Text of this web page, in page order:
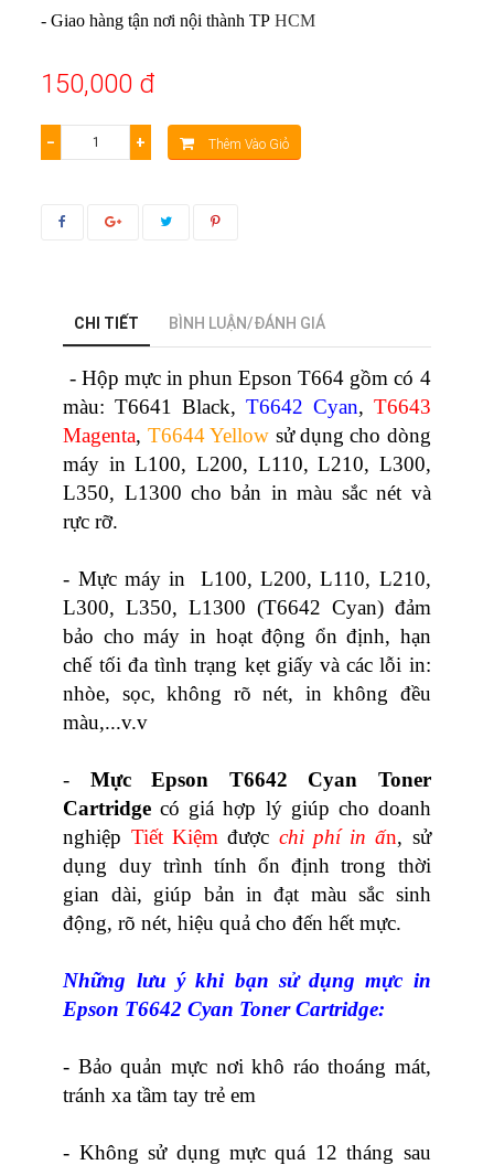
- Giao hàng tận nơi nội thành TPHCM
150,000 đ
− + Thêm Vào Giỏ
CHI TIẾT BÌNH LUẬN/ĐÁNH GIÁ
- Hộp mực in phun Epson T664 gồm có 4
màu: T6641 Black, T6642 Cyan, T6643
Magenta, T6644 Yellow sử dụng cho dòng
máy in L100, L200, L110, L210, L300,
L350, L1300 cho bản in màu sắc nét và
rực rỡ.
- Mực máy in L100, L200, L110, L210,
L300, L350, L1300 (T6642 Cyan) đảm
bảo cho máy in hoạt động ổn định, hạn
chế tối đa tình trạng kẹt giấy và các lỗi in:
nhòe, sọc, không rõ nét, in không đều
màu,...v.v
- Mực Epson T6642 Cyan Toner
Cartridgecó giá hợp lý giúp cho doanh
nghiệp Tiết Kiệm được chi phí in ấn, sử
dụng duy trình tính ổn định trong thời
gian dài, giúp bản in đạt màu sắc sinh
động, rõ nét, hiệu quả cho đến hết mực.
Những lưu ý khi bạn sử dụng mực in
Epson T6642 Cyan Toner Cartridge:
- Bảo quản mực nơi khô ráo thoáng mát,
tránh xa tầm tay trẻ em
- Không sử dụng mực quá 12 tháng sau